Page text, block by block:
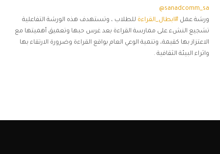
@sanadcomm_sa
ورشة عمل #ابطال_القراءة للطلاب ، وتستهدف هذه الورشة التفاعلية
تشجيع النشء على ممارسة القراءة بعد غرس حبها وتعميق أهميتها مع
الاعتزاز بها كقيمة، وتنمية الوعي العام بواقع القراءة وضرورة الارتقاء بها
واثراء البيئة الثقافية .